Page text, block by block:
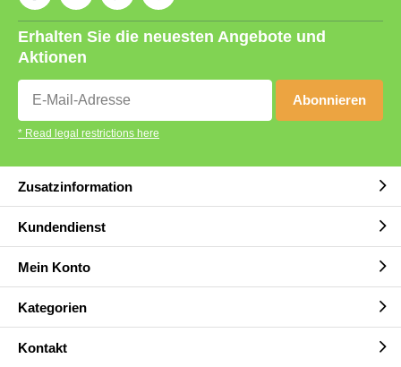
Erhalten Sie die neuesten Angebote und
Aktionen
Abonnieren
* Read legal restrictions here
Zusatzinformation
Kundendienst
Mein Konto
Kategorien
Kontakt